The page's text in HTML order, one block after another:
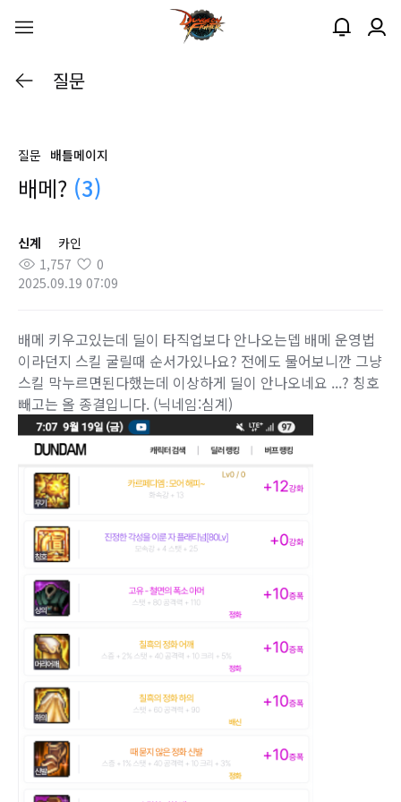
질문
질문 배틀메이지
배메? (3)
신계
카인
1,757
0
2025.09.19 07:09
배메 키우고있는데 딜이 타직업보다 안나오는뎁 배메 운영법
이라던지 스킬 굴릴때 순서가있나요? 전에도 물어보니깐 그냥
스킬 막누르면된다했는데 이상하게 딜이 안나오네요 ...? 칭호
빼고는 올 종결입니다. (닉네임:심계)